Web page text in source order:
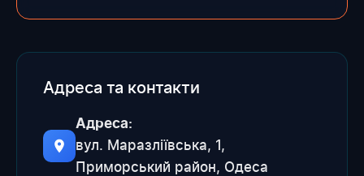
Адреса та контакти
Адреса:
вул. Маразліївська, 1,
Приморський район, Одеса